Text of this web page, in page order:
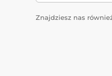
Znajdziesz nas